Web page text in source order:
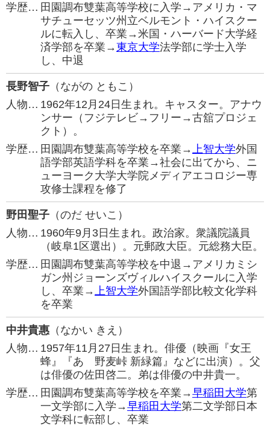
学歴… 田園調布雙葉高等学校に入学→アメリカ・マ
サチューセッツ州立ベルモント・ハイスクー
ルに転入し、卒業→米国・ハーバード大学経
済学部を卒業→東京大学法学部に学士入学
し、中退
長野智子 （ながの ともこ）
人物… 1962年12月24日生まれ。キャスター。アナウ
ンサー（フジテレビ→フリー→古舘プロジェ
クト）。
学歴… 田園調布雙葉高等学校を卒業→上智大学外国
語学部英語学科を卒業→社会に出てから、ニ
ューヨーク大学大学院メディアエコロジー専
攻修士課程を修了
野田聖子 （のだ せいこ）
人物… 1960年9月3日生まれ。政治家。衆議院議員
（岐阜1区選出）。元郵政大臣。元総務大臣。
学歴… 田園調布雙葉高等学校を中退→アメリカミシ
ガン州ジョーンズヴィルハイスクールに入学
し、卒業→上智大学外国語学部比較文化学科
を卒業
中井貴惠 （なかい きえ）
人物… 1957年11月27日生まれ。俳優（映画『女王
蜂』『あゝ野麦峠 新緑篇』などに出演）。父
は俳優の佐田啓二。弟は俳優の中井貴一。
学歴… 田園調布雙葉高等学校を卒業→早稲田大学第
一文学部に入学→早稲田大学第二文学部日本
文学科に転部し、卒業